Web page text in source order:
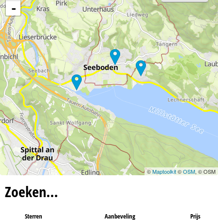
a
-
©Maptoolkit©OSM, © OSM
Zoeken…
Sterren Aanbeveling Prijs